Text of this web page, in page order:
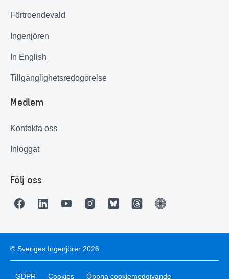
Förtroendevald
Ingenjören
In English
Tillgänglighetsredogörelse
Medlem
Kontakta oss
Inloggat
Följ oss
© Sveriges Ingenjörer 2026
GDPR Cookies Öppna cookiemedgivande